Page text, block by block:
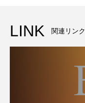
LINK 関連リンク